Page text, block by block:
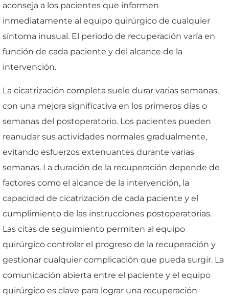
aconseja a los pacientes que informen
inmediatamente al equipo quirúrgico de cualquier
síntoma inusual. El periodo de recuperación varía en
función de cada paciente y del alcance de la
intervención.
La cicatrización completa suele durar varias semanas,
con una mejora significativa en los primeros días o
semanas del postoperatorio. Los pacientes pueden
reanudar sus actividades normales gradualmente,
evitando esfuerzos extenuantes durante varias
semanas. La duración de la recuperación depende de
factores como el alcance de la intervención, la
capacidad de cicatrización de cada paciente y el
cumplimiento de las instrucciones postoperatorias.
Las citas de seguimiento permiten al equipo
quirúrgico controlar el progreso de la recuperación y
gestionar cualquier complicación que pueda surgir. La
comunicación abierta entre el paciente y el equipo
quirúrgico es clave para lograr una recuperación